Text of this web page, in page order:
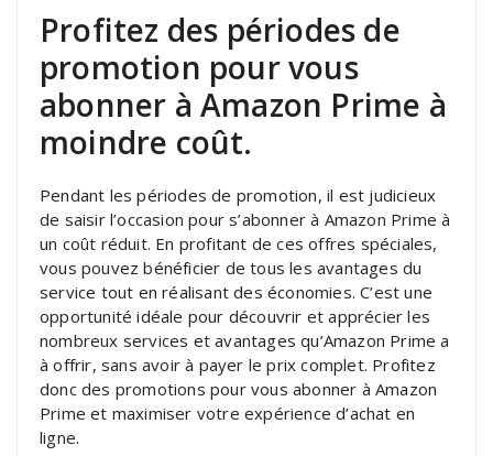
Profitez des périodes de
promotion pour vous
abonner à Amazon Prime à
moindre coût.
Pendant les périodes de promotion, il est judicieux
de saisir l’occasion pour s’abonner à Amazon Prime à
un coût réduit. En profitant de ces offres spéciales,
vous pouvez bénéficier de tous les avantages du
service tout en réalisant des économies. C’est une
opportunité idéale pour découvrir et apprécier les
nombreux services et avantages qu’Amazon Prime a
à offrir, sans avoir à payer le prix complet. Profitez
donc des promotions pour vous abonner à Amazon
Prime et maximiser votre expérience d’achat en
ligne.